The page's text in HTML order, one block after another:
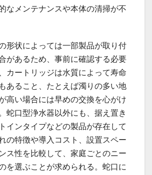
なメンテナンスや本体の清掃が不
形状によっては一部製品が取り付
があるため、事前に確認する必要
カートリッジは水質によって寿命
あること、たとえば濁りの多い地
高い場合には早めの交換を心がけ
蛇口型浄水器以外にも、据え置き
インタイプなどの製品が存在して
の特徴や導入コスト、設置スペー
ス性を比較して、家庭ごとのニー
を選ぶことが求められる。蛇口に